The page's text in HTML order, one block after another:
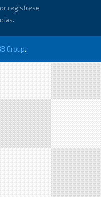
registrese
Group.